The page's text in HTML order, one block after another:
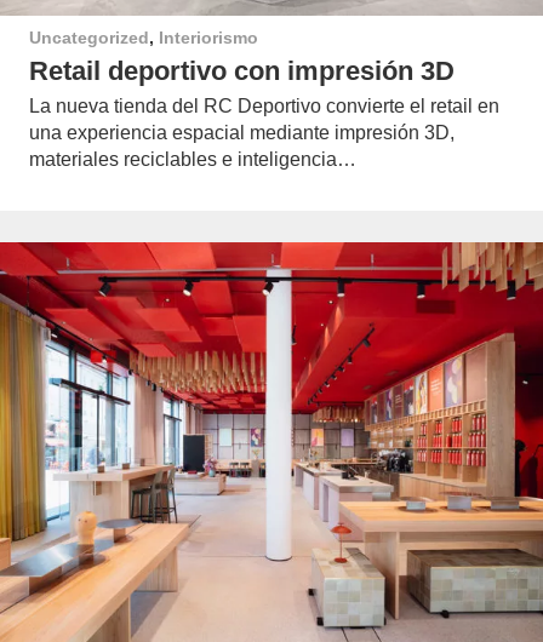
Uncategorized, Interiorismo
Retail deportivo con impresión 3D
La nueva tienda del RC Deportivo convierte el retail en
una experiencia espacial mediante impresión 3D,
materiales reciclables e inteligencia…